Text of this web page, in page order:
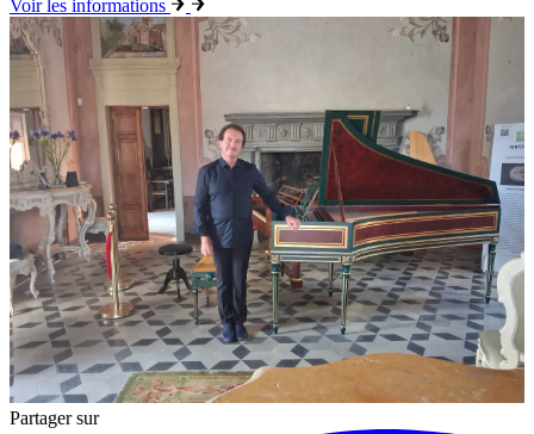
Voir les informations
Partager sur